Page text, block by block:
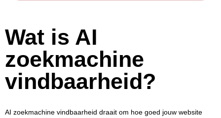
Wat is AI
zoekmachine
vindbaarheid?
AI zoekmachine vindbaarheid draait om hoe goed jouw website